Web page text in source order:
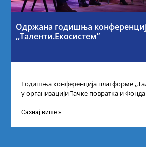
Одржана годишња
,,Таленти.Екосистем”
Годишња конференција платформе
у организацији Тачке повратка и Фонда
Сазнај више »